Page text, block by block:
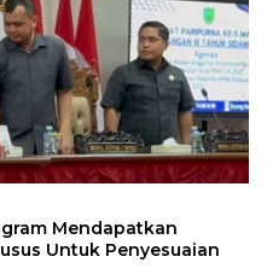
Mendapatkan
Untuk Penyesuaian